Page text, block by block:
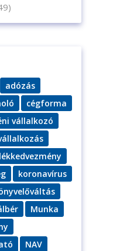
adózás
cégforma
vállalkozó
koronavírus
Munka
NAV